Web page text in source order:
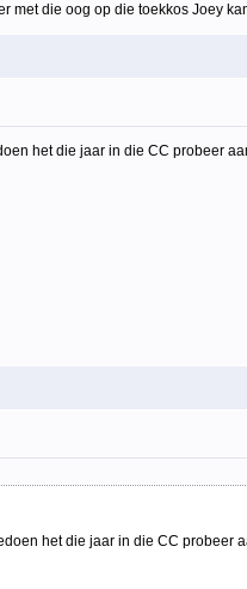
met die oog op die toekkos Joey
het die jaar in die CC probeer
het die jaar in die CC probeer